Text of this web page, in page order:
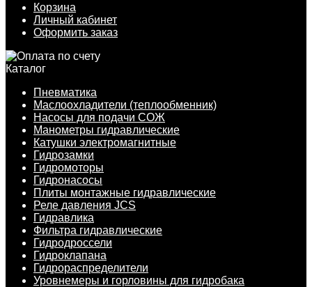
Корзина
Личный кабинет
Оформить заказ
Каталог
Пневматика
Маслоохладители (теплообменник)
Насосы для подачи СОЖ
Манометры гидравлические
Катушки электромагнитные
Гидрозамки
Гидромоторы
Гидронасосы
Плиты монтажные гидравлические
Реле давления JCS
Гидравлика
Фильтра гидравлические
Гидродроссели
Гидроклапана
Гидрораспределители
Уровнемеры и горловины для гидробака